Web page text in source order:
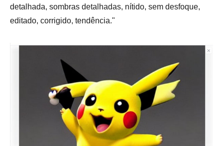
detalhada, sombras detalhadas, nítido, sem desfoque,
editado, corrigido, tendência."